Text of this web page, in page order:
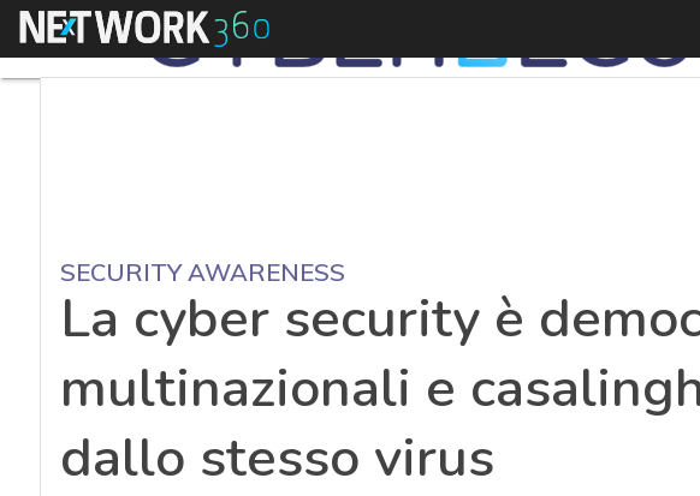
Menu
SECURITY AWARENESS
La cyber security è
multinazionali e
dallo stesso virus